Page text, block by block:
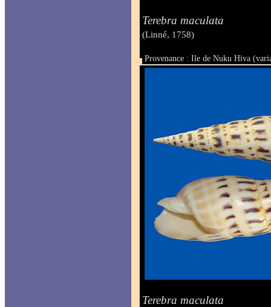
Terebra maculata
(Linné, 1758)
Provenance : Ile de Nuku Hiva
Taille : 106 mm
Terebra maculata